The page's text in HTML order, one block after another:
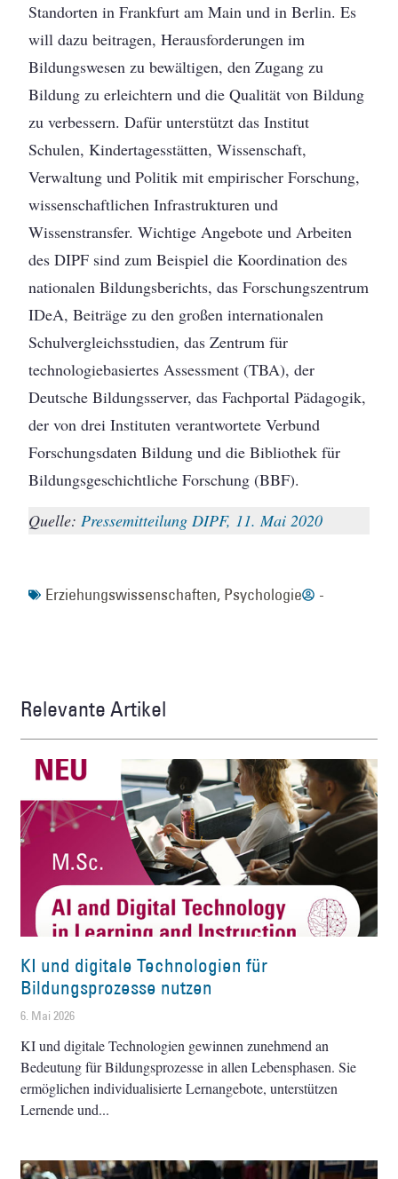
Standorten in Frankfurt am Main und in Berlin. Es
will dazu beitragen, Herausforderungen im
Bildungswesen zu bewältigen, den Zugang zu
Bildung zu erleichtern und die Qualität von Bildung
zu verbessern. Dafür unterstützt das Institut
Schulen, Kindertagesstätten, Wissenschaft,
Verwaltung und Politik mit empirischer Forschung,
wissenschaftlichen Infrastrukturen und
Wissenstransfer. Wichtige Angebote und Arbeiten
des DIPF sind zum Beispiel die Koordination des
nationalen Bildungsberichts, das Forschungszentrum
IDeA, Beiträge zu den großen internationalen
Schulvergleichsstudien, das Zentrum für
technologiebasiertes Assessment (TBA), der
Deutsche Bildungsserver, das Fachportal Pädagogik,
der von drei Instituten verantwortete Verbund
Forschungsdaten Bildung und die Bibliothek für
Bildungsgeschichtliche Forschung (BBF).
Quelle:Pressemitteilung DIPF, 11. Mai 2020
Erziehungswissenschaften, Psychologie -
Relevante Artikel
KI und digitale Technologien für
Bildungsprozesse nutzen
6. Mai 2026
KI und digitale Technologien gewinnen zunehmend an
Bedeutung für Bildungsprozesse in allen Lebensphasen. Sie
ermöglichen individualisierte Lernangebote, unterstützen
Lernende und